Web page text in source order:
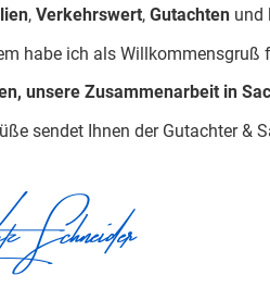
, Verkehrswert, Gutachten und
habe ich als Willkommensgruß
unsere Zusammenarbeit in
sendet Ihnen der Gutachter &